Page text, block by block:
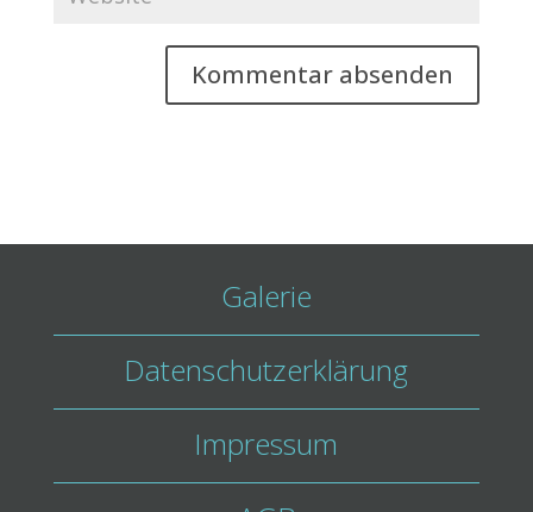
Galerie
Datenschutzerklärung
Impressum